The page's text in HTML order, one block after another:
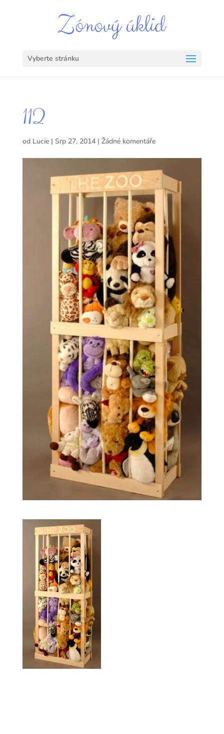
Vyberte stránku
112
od Lucie| Srp 27, 2014| Žádné komentáře